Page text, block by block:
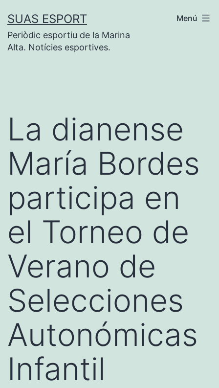
contenido
SUAS ESPORT
Periòdic esportiu de la Marina
Alta. Notícies esportives.
Menú
La dianense
María Bordes
participa en
el Torneo de
Verano de
Selecciones
Autonómicas
Infantil